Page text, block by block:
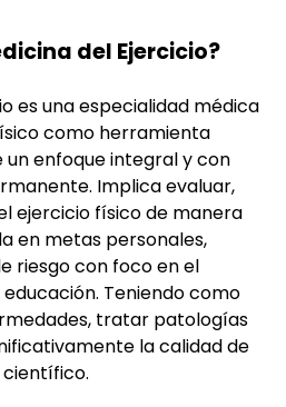
del Ejercicio?
es una especialidad médica
como herramienta
enfoque integral y con
Implica evaluar,
ejercicio físico de manera
en metas personales,
riesgo con foco en el
Teniendo como
tratar patologías
la calidad de